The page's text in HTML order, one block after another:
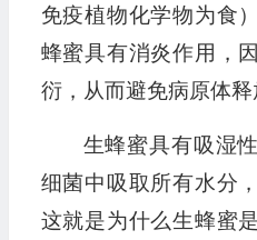
免疫植物化学物为食
蜂蜜具有消炎作用，
衍，从而避免病原体释
生蜂蜜具有吸湿
细菌中吸取所有水分
这就是为什么生蜂蜜